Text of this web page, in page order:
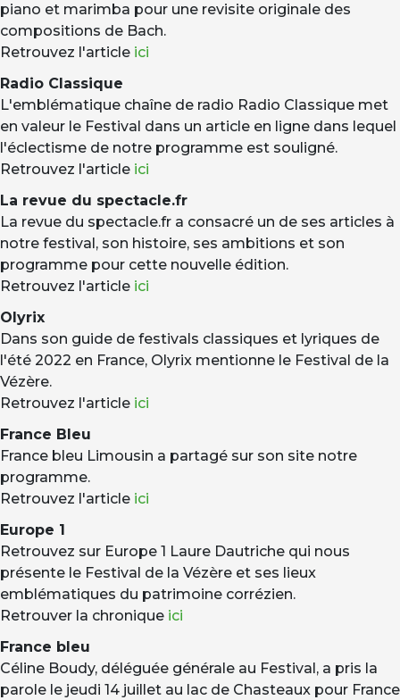
piano et marimba pour une revisite originale des
compositions de Bach.
Retrouvez l'article ici
Radio Classique
L'emblématique chaîne de radio Radio Classique met
en valeur le Festival dans un article en ligne dans lequel
l'éclectisme de notre programme est souligné.
Retrouvez l'article ici
La revue du spectacle.fr
La revue du spectacle.fr a consacré un de ses articles à
notre festival, son histoire, ses ambitions et son
programme pour cette nouvelle édition.
Retrouvez l'article ici
Olyrix
Dans son guide de festivals classiques et lyriques de
l'été 2022 en France, Olyrix mentionne le Festival de la
Vézère.
Retrouvez l'article ici
France Bleu
France bleu Limousin a partagé sur son site notre
programme.
Retrouvez l'article ici
Europe 1
Retrouvez sur Europe 1 Laure Dautriche qui nous
présente le Festival de la Vézère et ses lieux
emblématiques du patrimoine corrézien.
Retrouver la chronique ici
France bleu
Céline Boudy, déléguée générale au Festival, a pris la
parole le jeudi 14 juillet au lac de Chasteaux pour France